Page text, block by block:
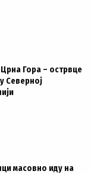
Гора – острвце
Северној
масовно иду на